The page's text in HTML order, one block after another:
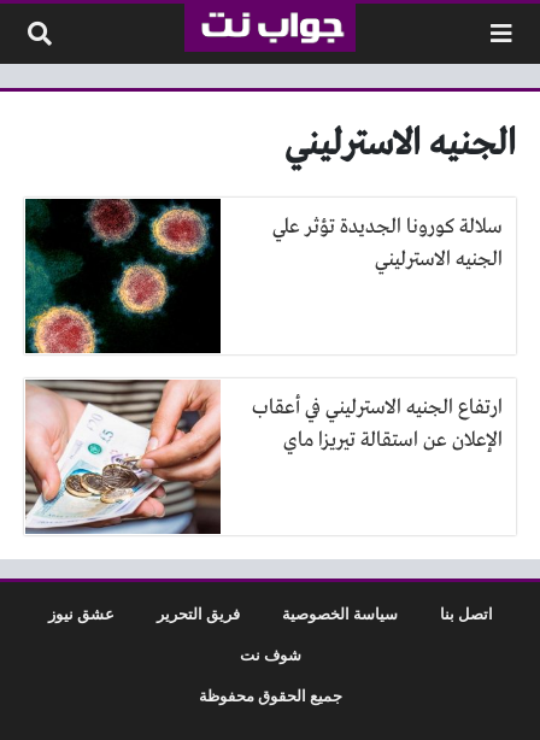
الجنيه الاسترليني
سلالة كورونا الجديدة تؤثر علي
الجنيه الاسترليني
ارتفاع الجنيه الاسترليني في أعقاب
الإعلان عن استقالة تيريزا ماي
اتصل بنا سياسة الخصوصية فريق التحرير عشق نيوز
شوف نت
جميع الحقوق محفوظة